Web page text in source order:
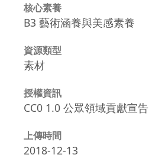
核心素養
B3 藝術涵養與美感素養
資源類型
素材
授權資訊
CC0 1.0 公眾領域貢獻宣告
上傳時間
2018-12-13